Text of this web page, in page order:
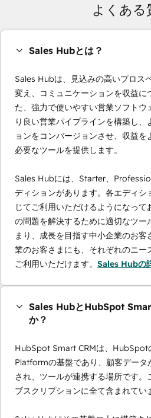
よくある
Sales Hubとは？
Sales Hubは、見込みの高いプロス
変え、コミュニケーションを収益に
た、強力で使いやすい営業ソフトウ
り良い営業パイプラインを構築し
ョンをコンバージョンさせ、収益
必要なツールを提供します。
Sales Hubには、Starter、
ディションがあります。各エディシ
じてご利用いただけるようになって
の問題を解決するために適切なツー
まり、成長を目指す中小企業のお
業のお客さまにも、それぞれのニー
ご利用いただけます。 Sales Hubの
Sales HubとHubSpot
か？
HubSpot Smart CRMは、
Platformの基盤であり、顧客データ
され、ツールが連携する場所です
ブスクリプションに全て含まれてい